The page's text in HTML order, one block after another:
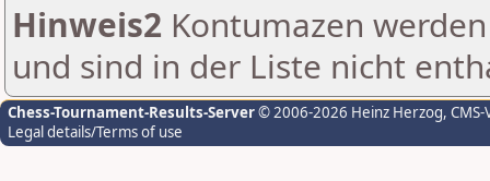
Hinweis2 Kontumazen
und sind in der Liste nicht
Chess-Tournament-Results-Server© 2006-2026 Heinz Herzog,
Legal details/Terms of use